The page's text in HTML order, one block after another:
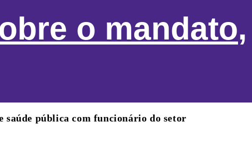
o mandato,
saúde pública com funcionário do setor